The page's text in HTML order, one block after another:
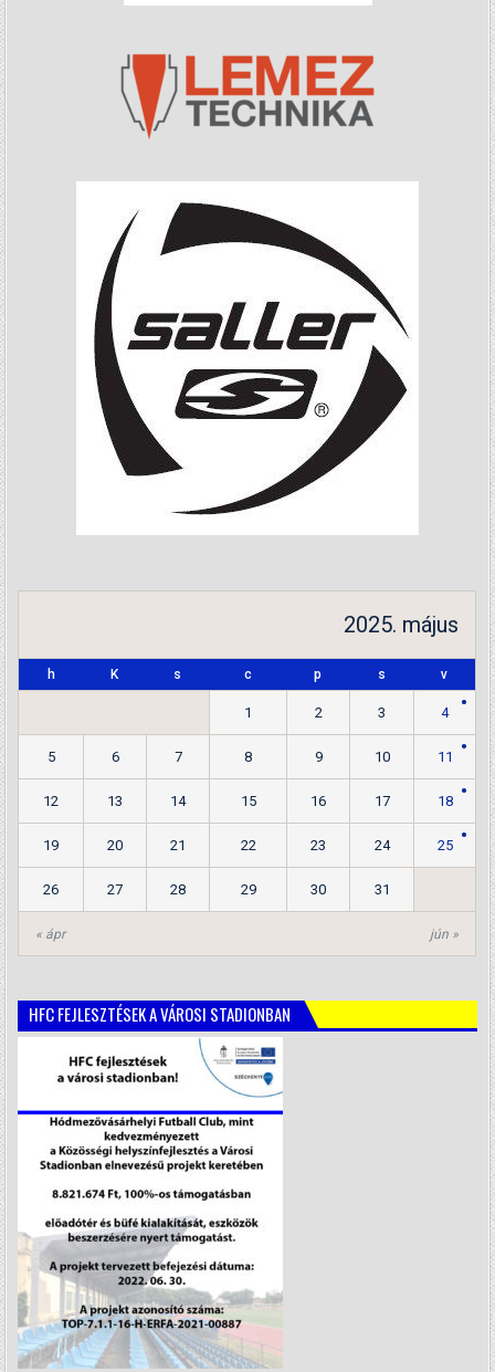
2025. május
h K s c p s v
« ápr jún »
1 2 3 4
5 6 7 8 9 10 11
12 13 14 15 16 17 18
19 20 21 22 23 24 25
26 27 28 29 30 31
HFC FEJLESZTÉSEK A VÁROSI STADIONBAN